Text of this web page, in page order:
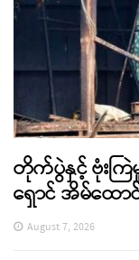
တိုက်ပွဲနှင့် ဗုံးကြဲ
ရှောင် အိမ်ထော
August 7, 2026